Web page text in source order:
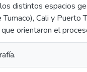
distintos espacios
Tumaco), Cali y Puerto
orientaron el